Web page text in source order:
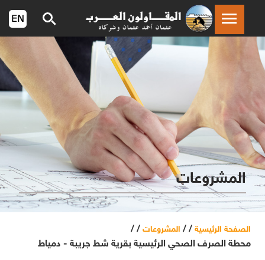
المشروعات
الصفحة الرئيسية / / المشروعات / /
محطة الصرف الصحي الرئيسية بقرية شط جريبة - دمياط